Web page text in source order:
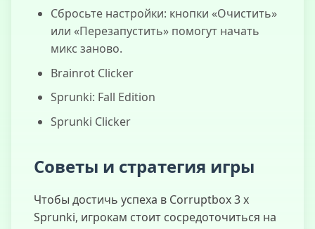
Сбросьте настройки: кнопки «Очистить»
или «Перезапустить» помогут начать
микс заново.
Brainrot Clicker
Sprunki: Fall Edition
Sprunki Clicker
Советы и стратегия игры
Чтобы достичь успеха в Corruptbox 3 x
Sprunki, игрокам стоит сосредоточиться на